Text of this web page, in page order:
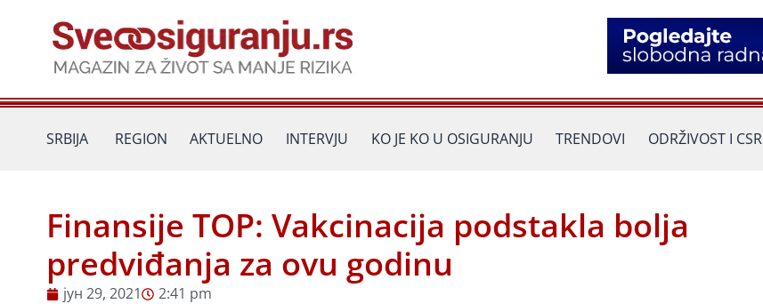
SRBIJA REGION AKTUELNO INTERVJU KO JE KO U OSIGURANJU TRENDOVI ODRŽIVOST I CSR
Finansije TOP: Vakcinacija podstakla bolja
predviđanja za ovu godinu
јун 29, 2021
2:41 pm